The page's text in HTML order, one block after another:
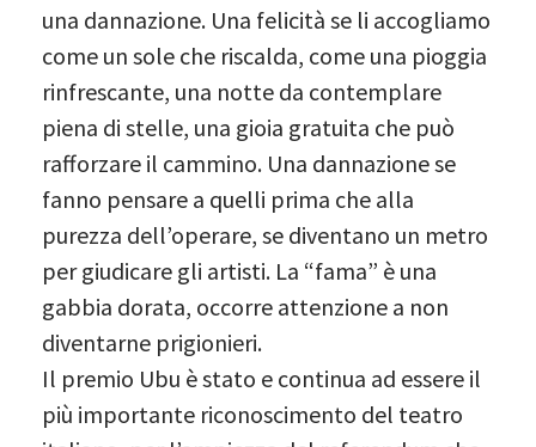
una dannazione. Una felicità se li accogliamo
come un sole che riscalda, come una pioggia
rinfrescante, una notte da contemplare
piena di stelle, una gioia gratuita che può
rafforzare il cammino. Una dannazione se
fanno pensare a quelli prima che alla
purezza dell’operare, se diventano un metro
per giudicare gli artisti. La “fama” è una
gabbia dorata, occorre attenzione a non
diventarne prigionieri.
Il premio Ubu è stato e continua ad essere il
più importante riconoscimento del teatro